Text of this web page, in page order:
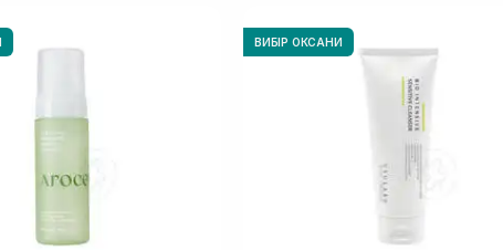
ВИБІР ОКСАНИ